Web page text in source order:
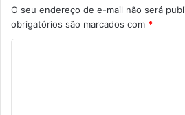
O seu endereço de e-mail não será
obrigatórios são marcados com *